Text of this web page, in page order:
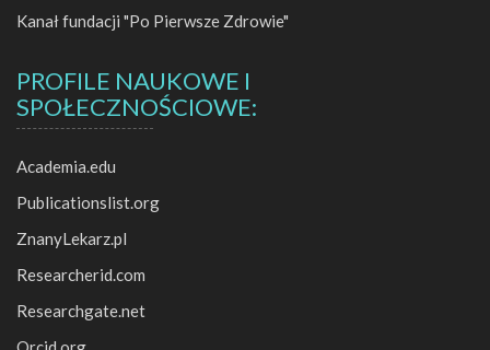
Kanał fundacji "Po Pierwsze Zdrowie"
PROFILE NAUKOWE I
SPOŁECZNOŚCIOWE:
Academia.edu
Publicationslist.org
ZnanyLekarz.pl
Researcherid.com
Researchgate.net